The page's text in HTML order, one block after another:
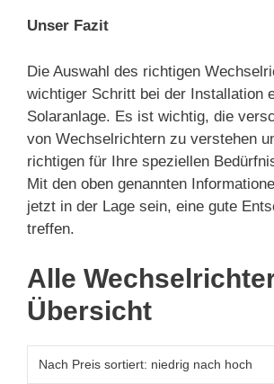
Unser Fazit
Die Auswahl des richtigen
wichtiger Schritt bei der Installation
Solaranlage. Es ist wichtig, die
von Wechselrichtern zu verstehen
richtigen für Ihre speziellen
Mit den oben genannten
jetzt in der Lage sein, eine gute
treffen.
Alle
Übersicht